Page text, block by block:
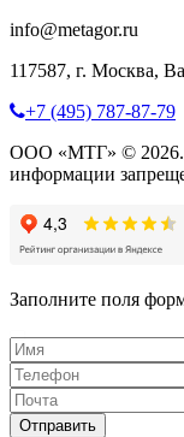
info@metagor.ru
117587, г. Москва,
+7 (495) 787-87-79
ООО «МТГ» © 2026.
информации
Заполните поля
Отправить